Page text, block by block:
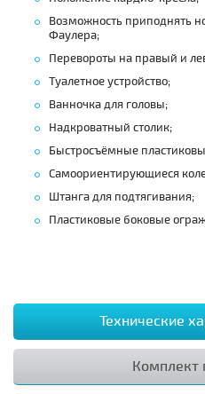
Возможность приподнять
Фаулера;
Перевороты на правый и
Туалетное устройство;
Ванночка для головы;
Надкроватный столик;
Быстросъёмные
Самоориентирующиеся
Штанга для подтягивания;
Пластиковые боковые
Технические
Комплект